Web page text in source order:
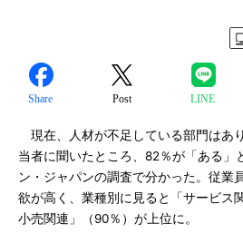
Share Post LINE
現在、人材が不足している部門はあ
当者に聞いたところ、82％が「ある」
ン・ジャパンの調査で分かった。従業
欲が高く、業種別に見ると「サービス
小売関連」（90％）が上位に。